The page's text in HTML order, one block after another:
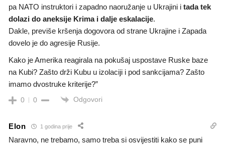
pa NATO instruktori i zapadno naoružanje u Ukrajini i tada tek
dolazi do aneksije Krima i dalje eskalacije.
Dakle, previše kršenja dogovora od strane Ukrajine i Zapada
dovelo je do agresije Rusije.
Kako je Amerika reagirala na pokušaj uspostave Ruske baze
na Kubi? Zašto drži Kubu u izolaciji i pod sankcijama? Zašto
imamo dvostruke kriterije?”
0 0 Odgovori
Elon 1 godina prije
Naravno, ne trebamo, samo treba si osvijestiti kako se puni